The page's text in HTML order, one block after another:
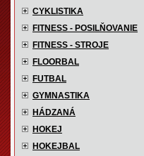
CYKLISTIKA
FITNESS - POSILŇOVANIE
FITNESS - STROJE
FLOORBAL
FUTBAL
GYMNASTIKA
HÁDZANÁ
HOKEJ
HOKEJBAL